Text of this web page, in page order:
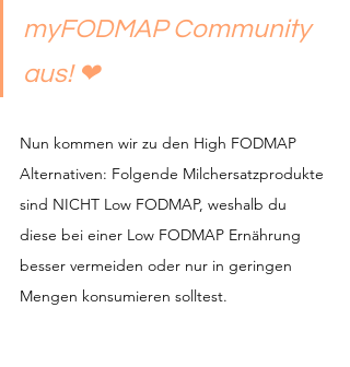
myFODMAP Community
aus! ❤
Nun kommen wir zu den High FODMAP
Alternativen: Folgende Milchersatzprodukte
sind NICHT Low FODMAP, weshalb du
diese bei einer Low FODMAP Ernährung
besser vermeiden oder nur in geringen
Mengen konsumieren solltest.